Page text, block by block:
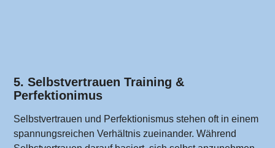
5. Selbstvertrauen Training &
Perfektionimus
Selbstvertrauen und Perfektionismus stehen oft in einem
spannungsreichen Verhältnis zueinander. Während